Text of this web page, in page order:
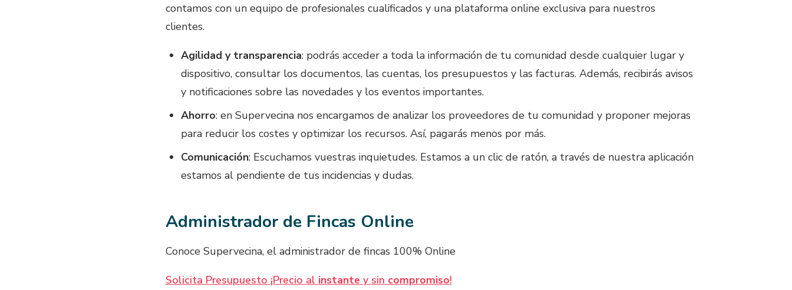
contamos con un equipo de profesionales cualificados y una plataforma online exclusiva para nuestros
clientes.
Agilidad y transparencia: podrás acceder a toda la información de tu comunidad desde cualquier lugar y
dispositivo, consultar los documentos, las cuentas, los presupuestos y las facturas. Además, recibirás avisos
y notificaciones sobre las novedades y los eventos importantes.
Ahorro: en Supervecina nos encargamos de analizar los proveedores de tu comunidad y proponer mejoras
para reducir los costes y optimizar los recursos. Así, pagarás menos por más.
Comunicación: Escuchamos vuestras inquietudes. Estamos a un clic de ratón, a través de nuestra aplicación
estamos al pendiente de tus incidencias y dudas.
Administrador de Fincas Online
Conoce Supervecina, el administrador de fincas 100% Online
Solicita Presupuesto ¡Precio al instante y sin compromiso!